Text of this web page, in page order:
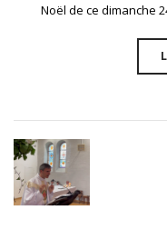
Noël de ce dimanche